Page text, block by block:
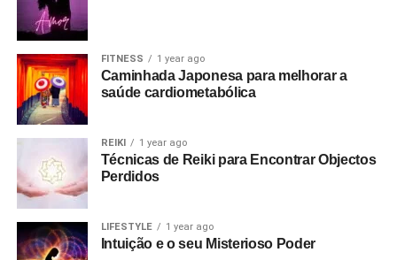
FITNESS 1 year ago
Caminhada Japonesa para melhorar a
saúde cardiometabólica
REIKI 1 year ago
Técnicas de Reiki para Encontrar Objectos
Perdidos
LIFESTYLE 1 year ago
Intuição e o seu Misterioso Poder